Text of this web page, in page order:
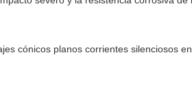
cónicos planos corrientes silenciosos